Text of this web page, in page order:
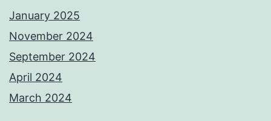
January 2025
November 2024
September 2024
April 2024
March 2024